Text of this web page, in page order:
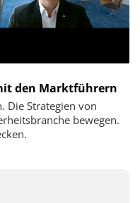
den Marktführern
Die Strategien von
bewegen.